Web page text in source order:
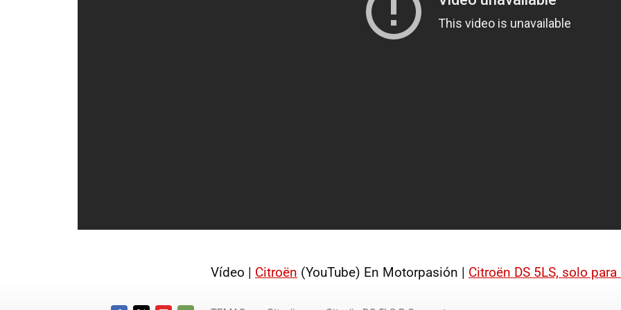
Vídeo | Citroën (YouTube) En Motorpasión | Citroën DS 5LS, solo para